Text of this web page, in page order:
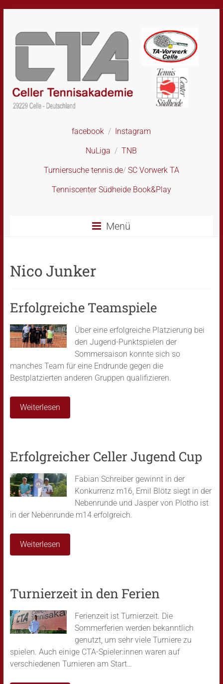
content
Tennisakademie
facebook / Instagram
NuLiga /TNB
Turniersuche tennis.de/ SC Vorwerk TA
Tenniscenter Südheide Book&Play
Menü
Nico Junker
Erfolgreiche Teamspiele
Über eine erfolgreiche Platzierung bei
den Jugend-Punktspielen der
Sommersaison konnte sich so
manches Team für eine Endrunde gegen die
Bestplatzierten anderen Gruppen qualifizieren.
Weiterlesen
Erfolgreicher Celler Jugend Cup
Fabian Schreiber gewinnt in der
Konkurrenz m16, Emil Blötz siegt in der
Nebenrunde und Jasper von Plotho ist
in der Nebenrunde m14 erfolgreich.
Weiterlesen
Turnierzeit in den Ferien
Ferienzeit ist Turnierzeit. Die
Sommerferien werden bekanntlich
genutzt, um sehr viele Turniere zu
spielen. Auch einige CTA-Spieler:innen waren auf
verschiedenen Turnieren am Start…